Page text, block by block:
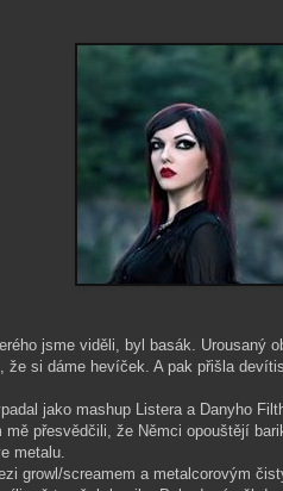
jsme viděli, byl basák. Urousaný
že si dáme hevíček. A pak přišla
jako mashup Listera a Danyho
mě přesvědčili, že Němci opouštějí
metalu.
growl/screamem a metalcorovým